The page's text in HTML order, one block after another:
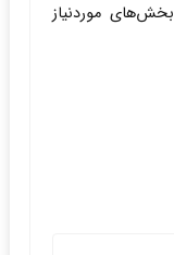
بخش‌های موردنیاز